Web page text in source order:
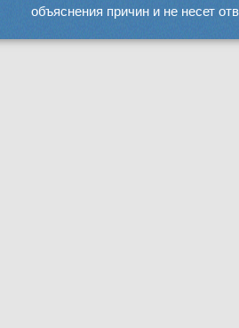
объяснения причин и не несет